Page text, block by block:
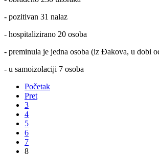
- pozitivan 31 nalaz
- hospitalizirano 20 osoba
- preminula je jedna osoba (iz Đakova, u dobi
- u samoizolaciji 7 osoba
Početak
Pret
3
4
5
6
7
8